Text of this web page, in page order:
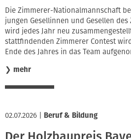
Die Zimmerer-Nationalmannschaft
jungen Gesellinnen und Gesellen
wird jedes Jahr neu
stattfindenden Zimmerer Contest
Ende des Jahres in das Team
❯ mehr
02.07.2026 Beruf & Bildung